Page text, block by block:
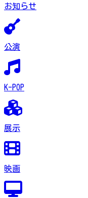
お知らせ
公演
K-POP
展示
映画